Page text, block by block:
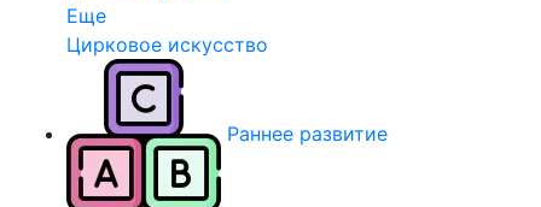
Еще
Цирковое искусство
Раннее развитие